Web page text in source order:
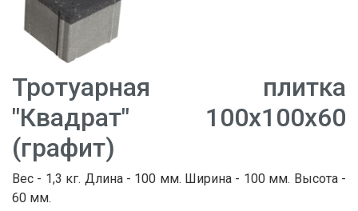
Тротуарная плитка
"Квадрат" 100х100х60
(графит)
Вес - 1,3 кг. Длина - 100 мм. Ширина - 100 мм. Высота -
60 мм.